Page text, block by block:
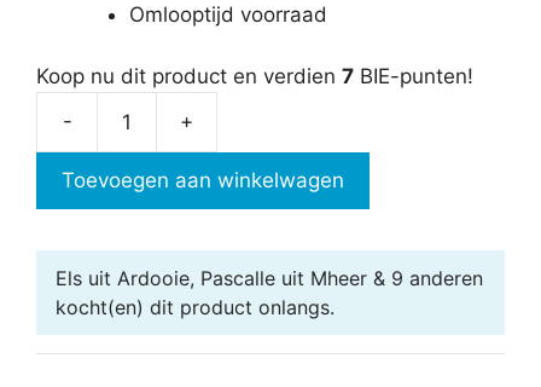
Omlooptijd voorraad
Koop nu dit product en verdien 7 BIE-punten!
-
aantal
+
Toevoegen aan winkelwagen
Els uit Ardooie, Pascalle uit Mheer & 9 anderen
kocht(en) dit product onlangs.